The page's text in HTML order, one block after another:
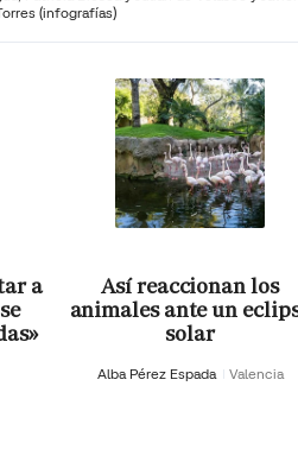
(infografías)
a
Así reaccionan los
animales ante un
solar
Alba Pérez Espada Valencia